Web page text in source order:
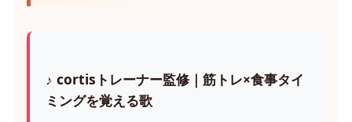
♪ cortisトレーナー監修｜筋トレ×食事タイ
ミングを覚える歌